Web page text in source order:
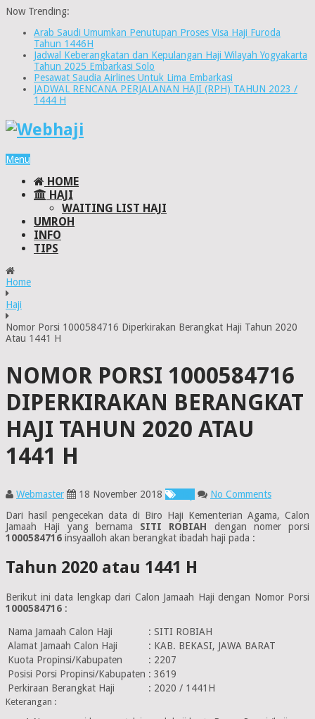
Now Trending:
Arab Saudi Umumkan Penutupan Proses Visa Haji Furoda
Tahun 1446H
Jadwal Keberangkatan dan Kepulangan Haji Wilayah Yogyakarta
Tahun 2025 Embarkasi Solo
Pesawat Saudia Airlines Untuk Lima Embarkasi
JADWAL RENCANA PERJALANAN HAJI (RPH) TAHUN 2023 /
1444 H
Menu
HOME
HAJI
WAITING LIST HAJI
UMROH
INFO
TIPS
Home
Haji
Nomor Porsi 1000584716 Diperkirakan Berangkat Haji Tahun 2020
Atau 1441 H
NOMOR PORSI 1000584716
DIPERKIRAKAN BERANGKAT
HAJI TAHUN 2020 ATAU
1441 H
Webmaster 18 November 2018
No Comments
Dari hasil pengecekan data di Biro Haji Kementerian Agama, Calon
Jamaah Haji yang bernama SITI ROBIAH dengan nomer porsi
1000584716 insyaalloh akan berangkat ibadah haji pada :
Tahun 2020 atau 1441 H
Berikut ini data lengkap dari Calon Jamaah Haji dengan Nomor Porsi
1000584716 :
Nama Jamaah Calon Haji : SITI ROBIAH
Alamat Jamaah Calon Haji
: KAB. BEKASI, JAWA BARAT
Kuota Propinsi/Kabupaten
: 2207
Posisi Porsi Propinsi/Kabupaten : 3619
Perkiraan Berangkat Haji
: 2020 / 1441H
Keterangan :